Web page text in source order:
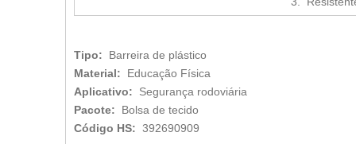
Tipo: Barreira de plástico
Material: Educação Física
Aplicativo: Segurança rodoviária
Pacote: Bolsa de tecido
Código HS: 392690909